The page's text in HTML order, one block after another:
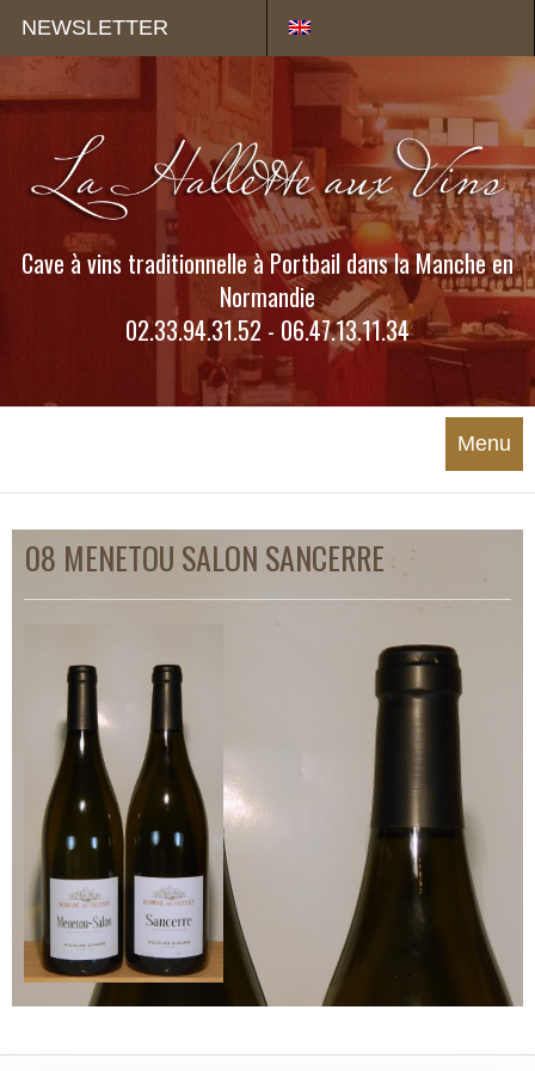
NEWSLETTER
Cave à vins traditionnelle à Portbail dans la Manche en
Normandie
02.33.94.31.52 - 06.47.13.11.34
Menu
08 MENETOU SALON SANCERRE
Panneau de gestion des cookies